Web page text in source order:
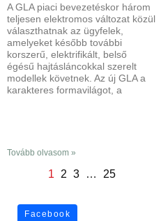
A GLA piaci bevezetéskor három
teljesen elektromos változat közül
választhatnak az ügyfelek,
amelyeket később további
korszerű, elektrifikált, belső
égésű hajtásláncokkal szerelt
modellek követnek. Az új GLA a
karakteres formavilágot, a
Tovább olvasom »
1 2 3 … 25
Facebook